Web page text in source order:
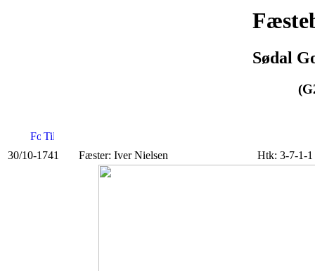
Sødal
30/10-1741 Fæster: Iver Nielsen Htk: 3-7-1-1